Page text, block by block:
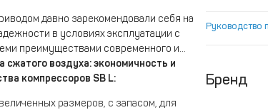
давно зарекомендовали себя на
в условиях эксплуатации с
преимуществами современного и
сжатого воздуха: экономичность и
компрессоров SB L:
размеров, с запасом, для
Руководство
Бренд